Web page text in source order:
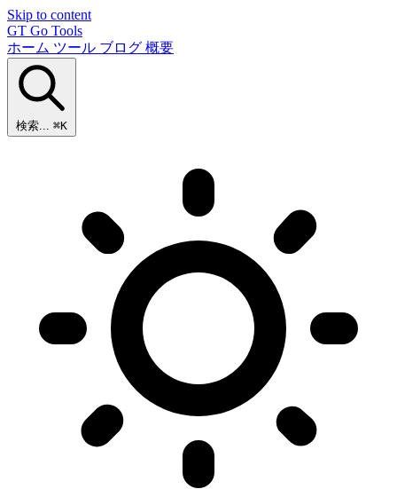
Skip to content
GT Go Tools
ホーム ツール ブログ 概要
検索... ⌘K